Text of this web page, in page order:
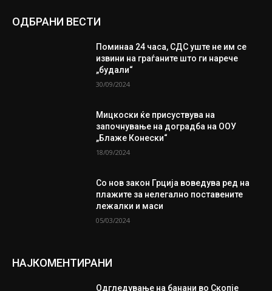
ОДБРАНИ ВЕСТИ
Поминаа 24 часа, СДС уште не им се
извини на граѓаните што ги нарече
„будали“
30/09/2024
Мицкоски ќе присуствува на
започнување на доградба на ООУ
„Блаже Конески“
18/09/2024
Со нов закон Грција воведува ред на
плажите за нелегално поставените
лежалки и маси
05/03/2024
НАЈКОМЕНТИРАНИ
Одгледување на банани во Скопје